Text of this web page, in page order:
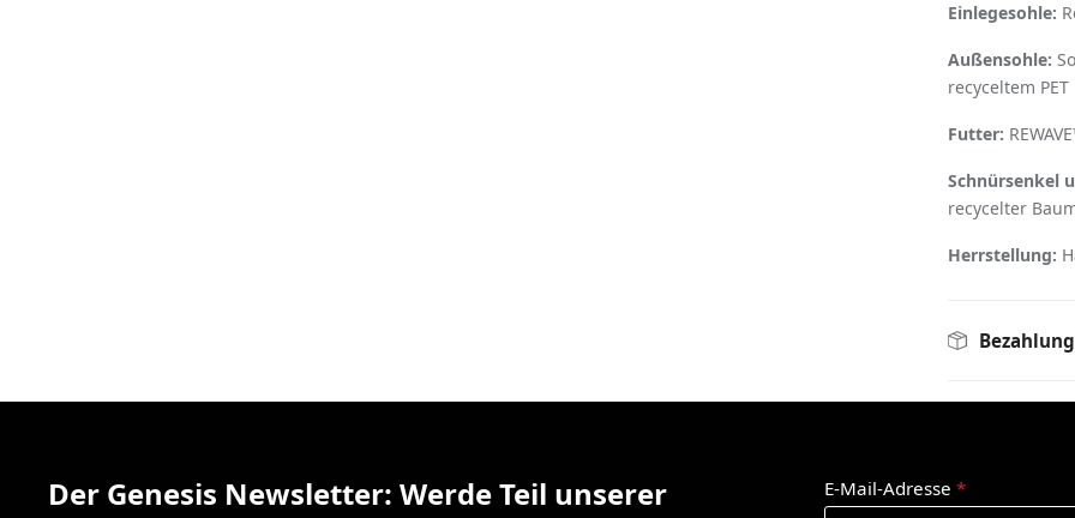
Einlegesohle:
Außensohle:
recyceltem PET
Futter:
Schnürsenkel
recycelter
Herrstellung:
Der Genesis Newsletter: Werde Teil unserer
E-Mail-Adresse *